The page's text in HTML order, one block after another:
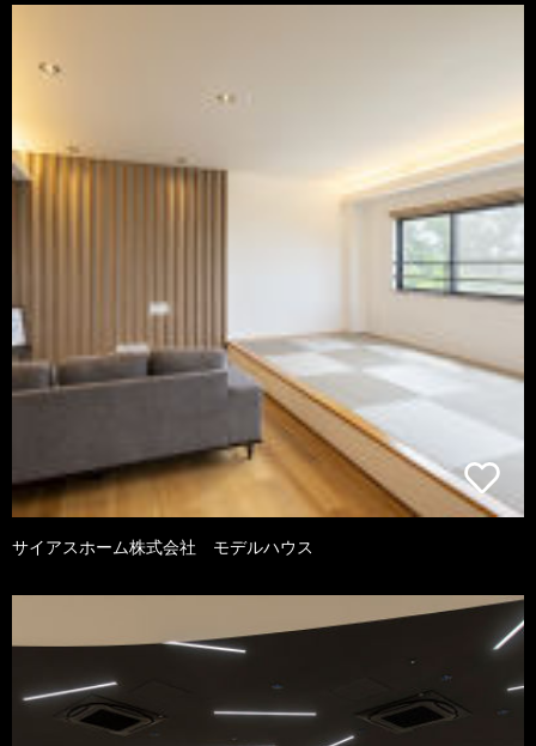
サイアスホーム株式会社 モデルハウス